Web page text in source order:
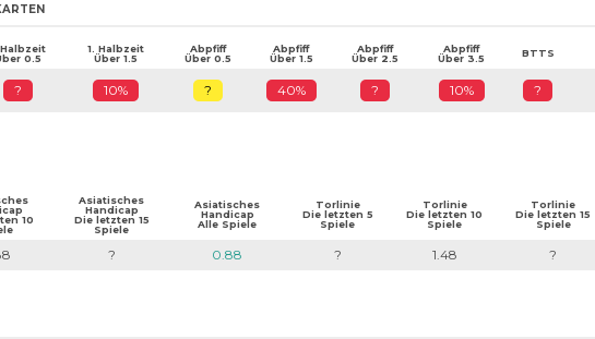
Halbzeit
0.5
1. Halbzeit
Über 1.5
Abpfiff
Über 0.5
Abpfiff
Über 1.5
Abpfiff
Über 2.5
Abpfiff
Über 3.5
BTTS
? 10% ? 40% ? 10% ?
10
Asiatisches
Handicap
Die letzten 15
Spiele
Asiatisches
Handicap
Alle Spiele
Torlinie
Die letzten 5
Spiele
Torlinie
Die letzten 10
Spiele
Torlinie
Die letzten 15
Spiele
? 0.88 ? 1.48 ?